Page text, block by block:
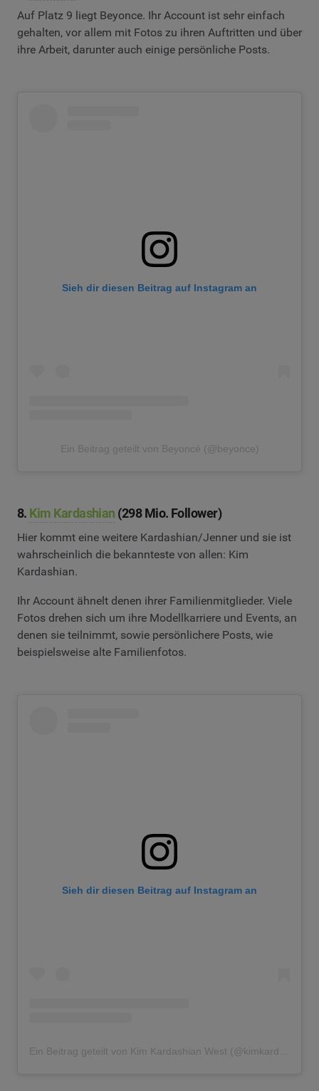
Auf Platz 9 liegt Beyonce. Ihr Account ist sehr einfach
gehalten, vor allem mit Fotos zu ihren Auftritten und über
ihre Arbeit, darunter auch einige persönliche Posts.
Sieh dir diesen Beitrag auf Instagram an
Ein Beitrag geteilt von Beyoncé (@beyonce)
8. Kim Kardashian (298 Mio. Follower)
Hier kommt eine weitere Kardashian/Jenner und sie ist
wahrscheinlich die bekannteste von allen: Kim
Kardashian.
Ihr Account ähnelt denen ihrer Familienmitglieder. Viele
Fotos drehen sich um ihre Modellkarriere und Events, an
denen sie teilnimmt, sowie persönlichere Posts, wie
beispielsweise alte Familienfotos.
Sieh dir diesen Beitrag auf Instagram an
Ein Beitrag geteilt von Kim Kardashian West (@kimkardashian)